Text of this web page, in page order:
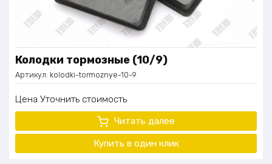
Колодки тормозные (10/9)
Артикул: kolodki-tormoznye-10-9
Цена Уточнить стоимость
Читать далее
Купить в один клик